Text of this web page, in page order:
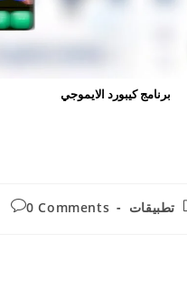
برنامج كيبورد الايموجي
Post
تطبيقات
Post
0 Comments